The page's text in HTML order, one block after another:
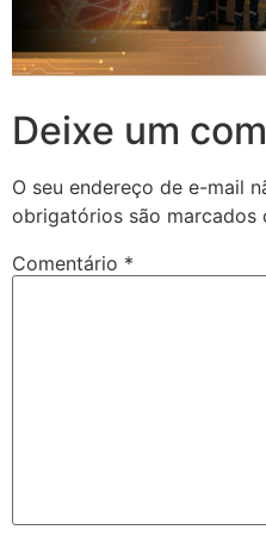
Deixe um
O seu endereço de e-mail
obrigatórios são marcados
Comentário *